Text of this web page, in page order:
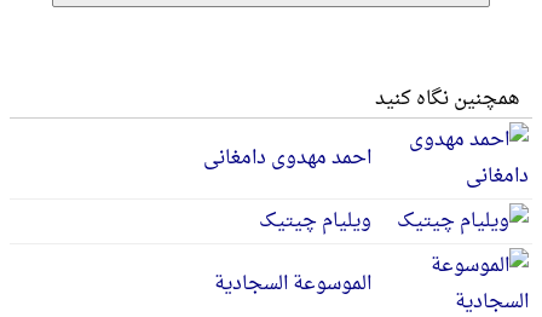
همچنین نگاه کنید
احمد مهدوی دامغانی
ویلیام چیتیک
الموسوعة السجادیة